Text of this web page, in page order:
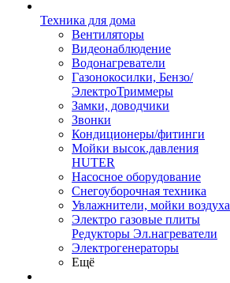
Техника для дома
Вентиляторы
Видеонаблюдение
Водонагреватели
Газонокосилки, Бензо/
ЭлектроТриммеры
Замки, доводчики
Звонки
Кондиционеры/фитинги
Мойки высок.давления
HUTER
Насосное оборудование
Снегоуборочная техника
Увлажнители, мойки воздуха
Электро газовые плиты
Редукторы Эл.нагреватели
Электрогенераторы
Ещё